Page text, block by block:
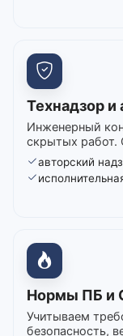
Технадзор и
Инженерный
скрытых работ.
авторский
Нормы ПБ и
Учитываем
безопасность,